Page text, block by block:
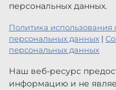
персональных данных.
Политика использования
персональных данных |
персональных данных
Наш веб-ресурс
информацию и не